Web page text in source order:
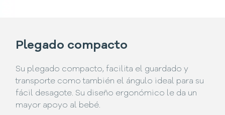
Plegado compacto
Su plegado compacto, facilita el guardado y
transporte como también el ángulo ideal para su
fácil desagote. Su diseño ergonómico le da un
mayor apoyo al bebé.